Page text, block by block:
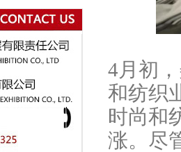
4月初
和纺织
时尚和
涨。尽